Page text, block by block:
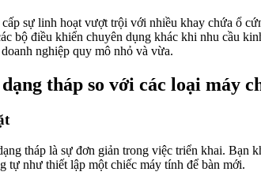
sự linh hoạt vượt trội với nhiều khay chứa ổ
bộ điều khiển chuyên dụng khác khi nhu cầu
nghiệp quy mô nhỏ và vừa.
tháp so với các loại máy
tháp là sự đơn giản trong việc triển khai.
tự như thiết lập một chiếc máy tính để bàn mới.